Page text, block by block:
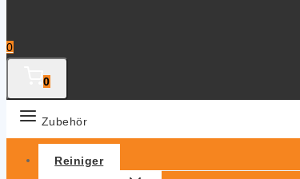
0
0
Zubehör
Reiniger